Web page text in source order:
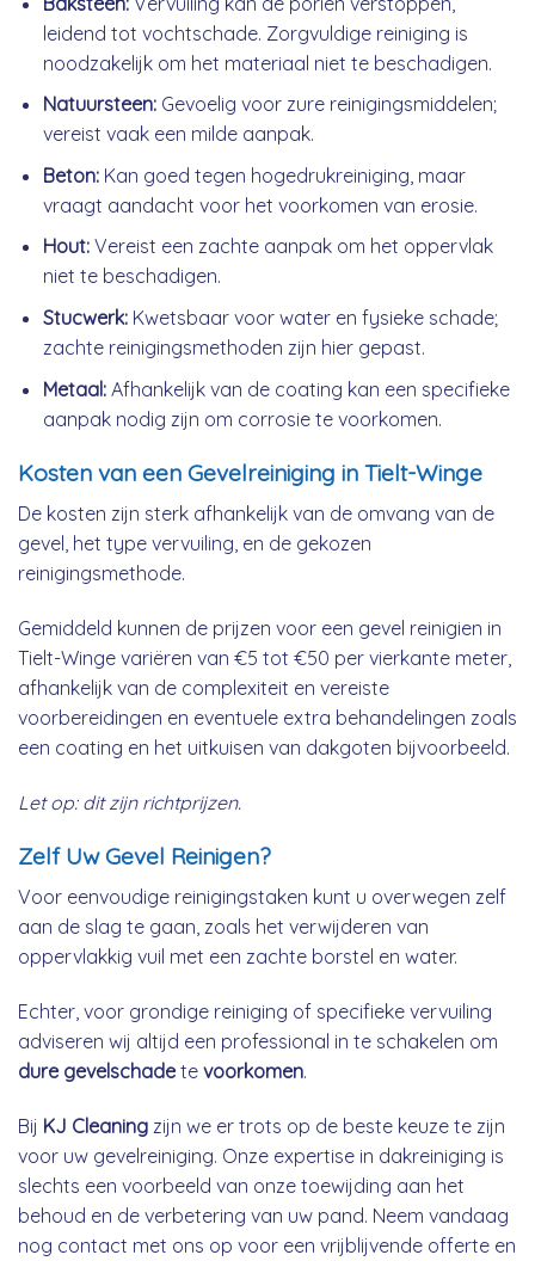
leidend tot vochtschade. Zorgvuldige reiniging is
noodzakelijk om het materiaal niet te beschadigen.
Natuursteen:Gevoelig voor zure reinigingsmiddelen;
vereist vaak een milde aanpak.
Beton:Kan goed tegen hogedrukreiniging, maar
vraagt aandacht voor het voorkomen van erosie.
Hout:Vereist een zachte aanpak om het oppervlak
niet te beschadigen.
Stucwerk:Kwetsbaar voor water en fysieke schade;
zachte reinigingsmethoden zijn hier gepast.
Metaal:Afhankelijk van de coating kan een specifieke
aanpak nodig zijn om corrosie te voorkomen.
Kosten van een Gevelreiniging in Tielt-Winge
De kosten zijn sterk afhankelijk van de omvang van de
gevel, het type vervuiling, en de gekozen
reinigingsmethode.
Gemiddeld kunnen de prijzen voor een gevel reinigien in
Tielt-Winge variëren van €5 tot €50 per vierkante meter,
afhankelijk van de complexiteit en vereiste
voorbereidingen en eventuele extra behandelingen zoals
een coating en het uitkuisen van dakgoten bijvoorbeeld.
Let op: dit zijn richtprijzen.
Zelf Uw Gevel Reinigen?
Voor eenvoudige reinigingstaken kunt u overwegen zelf
aan de slag te gaan, zoals het verwijderen van
oppervlakkig vuil met een zachte borstel en water.
Echter, voor grondige reiniging of specifieke vervuiling
adviseren wij altijd een professional in te schakelen om
dure gevelschadete voorkomen.
Bij KJ Cleaning zijn we er trots op de beste keuze te zijn
voor uw gevelreiniging. Onze expertise in dakreiniging is
slechts een voorbeeld van onze toewijding aan het
behoud en de verbetering van uw pand. Neem vandaag
nog contact met ons op voor een vrijblijvende offerte en